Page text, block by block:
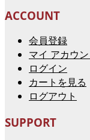
ACCOUNT
会員登録
マイ アカウン
ログイン
カートを見る
ログアウト
SUPPORT